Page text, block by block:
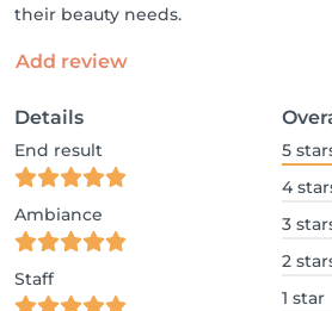
their beauty needs.
Add review
Details
End result
Ambiance
Staff
5
4
3
2
1 star